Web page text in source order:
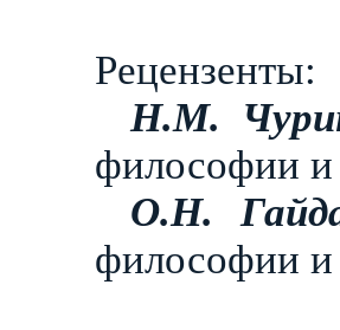
Рецензенты:
Н.М.
философии
О.Н.
философии